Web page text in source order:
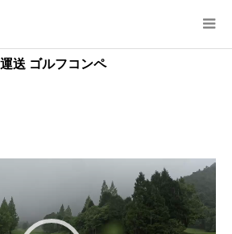
送 ゴルフコンペ